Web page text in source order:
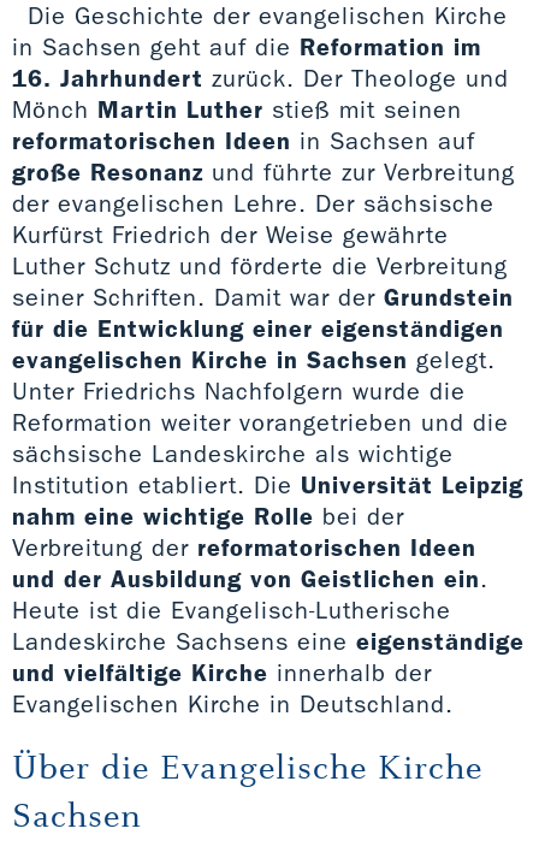
Die Geschichte der evangelischen Kirche
in Sachsen geht auf die Reformation im
16. Jahrhundert zurück. Der Theologe und
Mönch Martin Luther stieß mit seinen
reformatorischen Ideen in Sachsen auf
große Resonanz und führte zur Verbreitung
der evangelischen Lehre. Der sächsische
Kurfürst Friedrich der Weise gewährte
Luther Schutz und förderte die Verbreitung
seiner Schriften. Damit war der Grundstein
für die Entwicklung einer eigenständigen
evangelischen Kirche in Sachsen gelegt.
Unter Friedrichs Nachfolgern wurde die
Reformation weiter vorangetrieben und die
sächsische Landeskirche als wichtige
Institution etabliert. Die Universität Leipzig
nahm eine wichtige Rolle bei der
Verbreitung der reformatorischen Ideen
und der Ausbildung von Geistlichen ein.
Heute ist die Evangelisch-Lutherische
Landeskirche Sachsens eine eigenständige
und vielfältige Kirche innerhalb der
Evangelischen Kirche in Deutschland.
Über die Evangelische Kirche
Sachsen